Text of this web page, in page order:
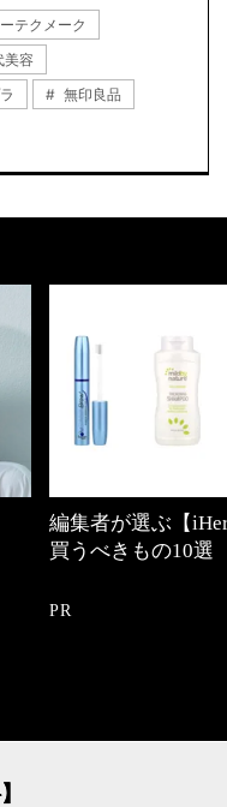
ーテクメーク
美容
無印良品
編集者が選ぶ【
買うべきもの10選
PR